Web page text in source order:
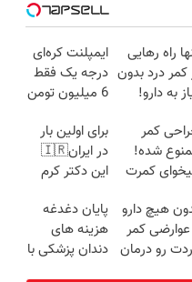
راه رهایی
کمر درد بدون
به دارو!
ایمپلنت کره‌ای
درجه یک فقط
6 میلیون تومن
کمر
شده!
کمرت
کنی؟
برای اولین بار
در ایران🇮🇷
این دکتر کرم
روزه ساخت!
هیچ دارو
کمر
رو درمان
پایان دغدغه
هزینه های
دندان پزشکی با